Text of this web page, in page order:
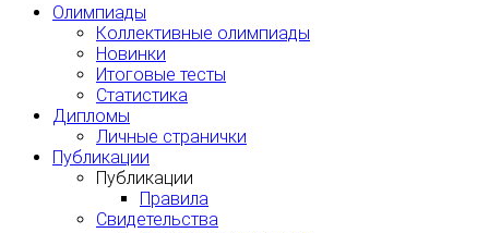
Олимпиады
Коллективные олимпиады
Новинки
Итоговые тесты
Статистика
Дипломы
Личные странички
Публикации
Публикации
Правила
Свидетельства